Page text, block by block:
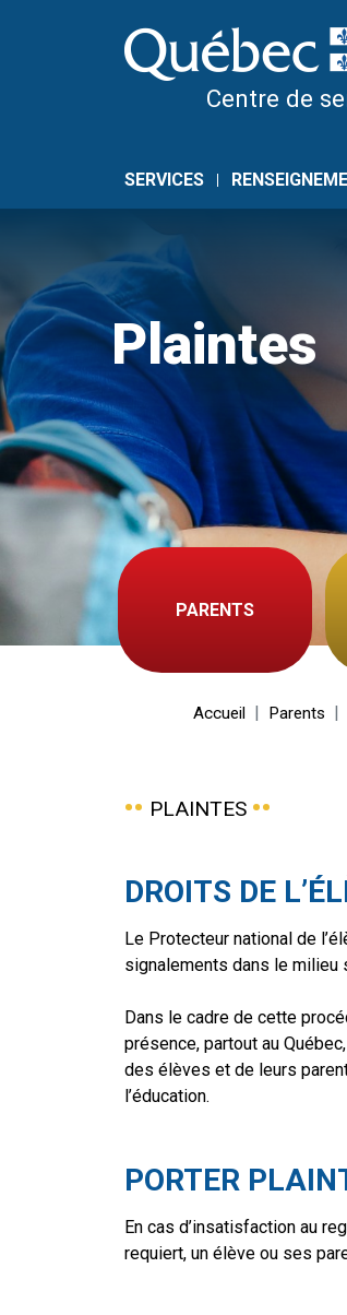
Centre de
SERVICES
Plaintes
PARENTS
Accueil Parents
PLAINTES
DROITS DE
Le Protecteur national de
signalements dans le milieu
Dans le cadre de cette
présence, partout au
des élèves et de leurs
l’éducation.
PORTER
En cas d’insatisfaction au
requiert, un élève ou ses